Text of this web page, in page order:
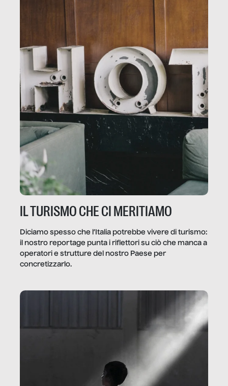
IL TURISMO CHE CI MERITIAMO
Diciamo spesso che l’Italia potrebbe vivere di turismo:
il nostro reportage punta i riflettori su ciò che manca a
operatori e strutture del nostro Paese per
concretizzarlo.